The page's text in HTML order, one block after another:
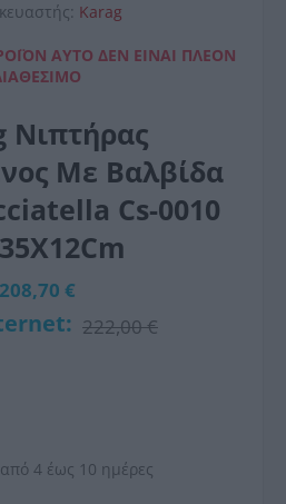
Karag
ΑΥΤΌ ΔΕΝ ΕΊΝΑΙ ΠΛΈΟΝ
Νιπτήρας
Με Βαλβίδα
Cs-0010
208,70 €
222,00 €
4 έως 10 ημέρες